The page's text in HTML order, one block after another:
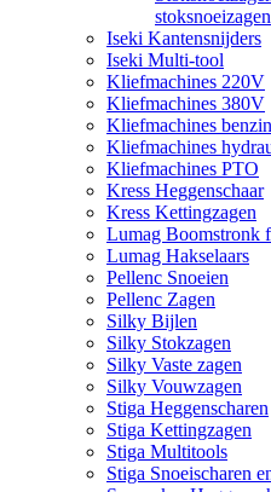
stoksnoeizagen
Iseki Kantensnijders
Iseki Multi-tool
Kliefmachines 220V
Kliefmachines 380V
Kliefmachines
Kliefmachines
Kliefmachines PTO
Kress Heggenschaar
Kress Kettingzagen
Lumag Boomstronk
Lumag Hakselaars
Pellenc Snoeien
Pellenc Zagen
Silky Bijlen
Silky Stokzagen
Silky Vaste zagen
Silky Vouwzagen
Stiga Heggenscharen
Stiga Kettingzagen
Stiga Multitools
Stiga Snoeischaren